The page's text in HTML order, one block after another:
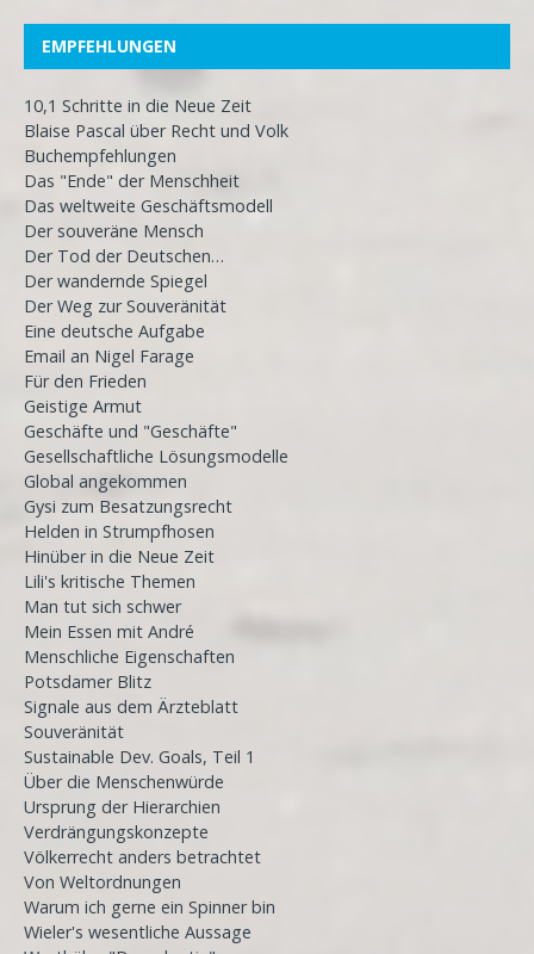
EMPFEHLUNGEN
10,1 Schritte in die Neue Zeit
Blaise Pascal über Recht und Volk
Buchempfehlungen
Das "Ende" der Menschheit
Das weltweite Geschäftsmodell
Der souveräne Mensch
Der Tod der Deutschen…
Der wandernde Spiegel
Der Weg zur Souveränität
Eine deutsche Aufgabe
Email an Nigel Farage
Für den Frieden
Geistige Armut
Geschäfte und "Geschäfte"
Gesellschaftliche Lösungsmodelle
Global angekommen
Gysi zum Besatzungsrecht
Helden in Strumpfhosen
Hinüber in die Neue Zeit
Lili's kritische Themen
Man tut sich schwer
Mein Essen mit André
Menschliche Eigenschaften
Potsdamer Blitz
Signale aus dem Ärzteblatt
Souveränität
Sustainable Dev. Goals, Teil 1
Über die Menschenwürde
Ursprung der Hierarchien
Verdrängungskonzepte
Völkerrecht anders betrachtet
Von Weltordnungen
Warum ich gerne ein Spinner bin
Wieler's wesentliche Aussage